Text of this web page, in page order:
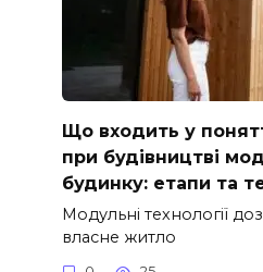
Що входить у
при будівництві
будинку: етапи та
Модульні технології
власне житло